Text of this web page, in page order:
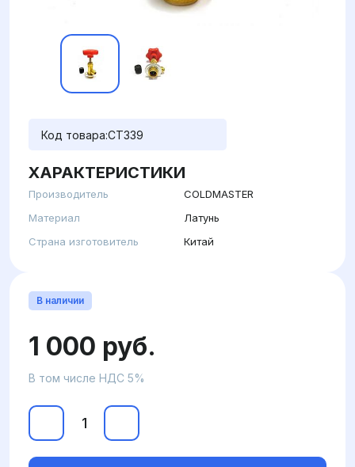
Код товара:CT339
ХАРАКТЕРИСТИКИ
Производитель
COLDMASTER
Материал
Латунь
Страна изготовитель
Китай
В наличии
1 000 руб.
В том числе НДС 5%